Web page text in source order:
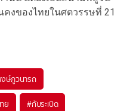
งของไทยในศตวรรษที่ 21
ษ์ภูวนารถ
ย #กับระเบิด